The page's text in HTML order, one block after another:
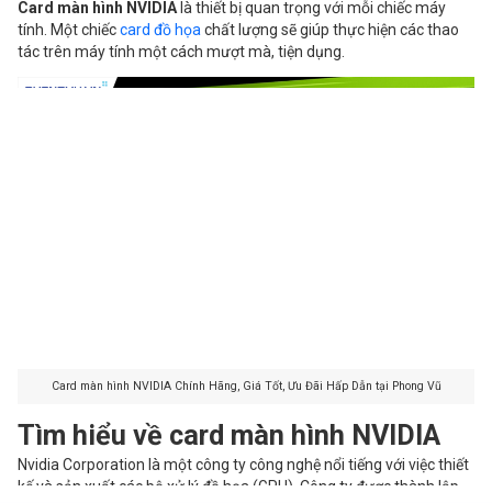
Card màn hình NVIDIA là thiết bị quan trọng với mỗi chiếc máy
tính. Một chiếccard đồ họa chất lượng sẽ giúp thực hiện các thao
tác trên máy tính một cách mượt mà, tiện dụng.
Card màn hình NVIDIA Chính Hãng, Giá Tốt, Ưu Đãi Hấp Dẫn tại Phong Vũ
Tìm hiểu về card màn hình NVIDIA
Nvidia Corporation là một công ty công nghệ nổi tiếng với việc thiết
kế và sản xuất các bộ xử lý đồ họa (GPU). Công ty được thành lập